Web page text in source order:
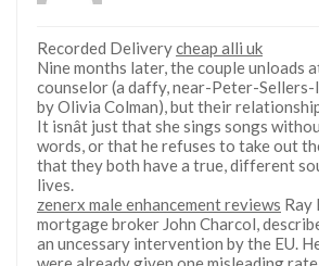
Recorded Deliverycheap alli uk
Nine months later, the couple unloads
counselor (a daffy, near-Peter-
by Olivia Colman), but their
It isnât just that she sings songs
words, or that he refuses to take out the
that they both have a true, different
lives.
zenerx male enhancement reviews Ray
mortgage broker John Charcol,
an uncessary intervention by the EU.